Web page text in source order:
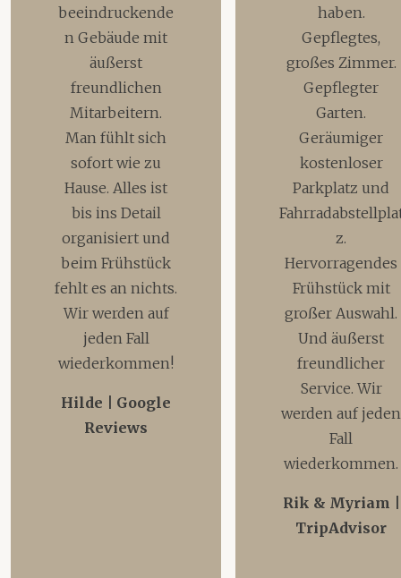
beeindruckende
n Gebäude mit
äußerst
freundlichen
Mitarbeitern.
Man fühlt sich
sofort wie zu
Hause. Alles ist
bis ins Detail
organisiert und
beim Frühstück
fehlt es an nichts.
Wir werden auf
jeden Fall
wiederkommen!
Hilde | Google
Reviews
haben.
Gepflegtes,
großes Zimmer.
Gepflegter
Garten.
Geräumiger
kostenloser
Parkplatz und
z.
Hervorragendes
Frühstück mit
großer Auswahl.
Und äußerst
freundlicher
Service. Wir
werden auf jeden
Fall
wiederkommen.
Rik & Myriam |
TripAdvisor